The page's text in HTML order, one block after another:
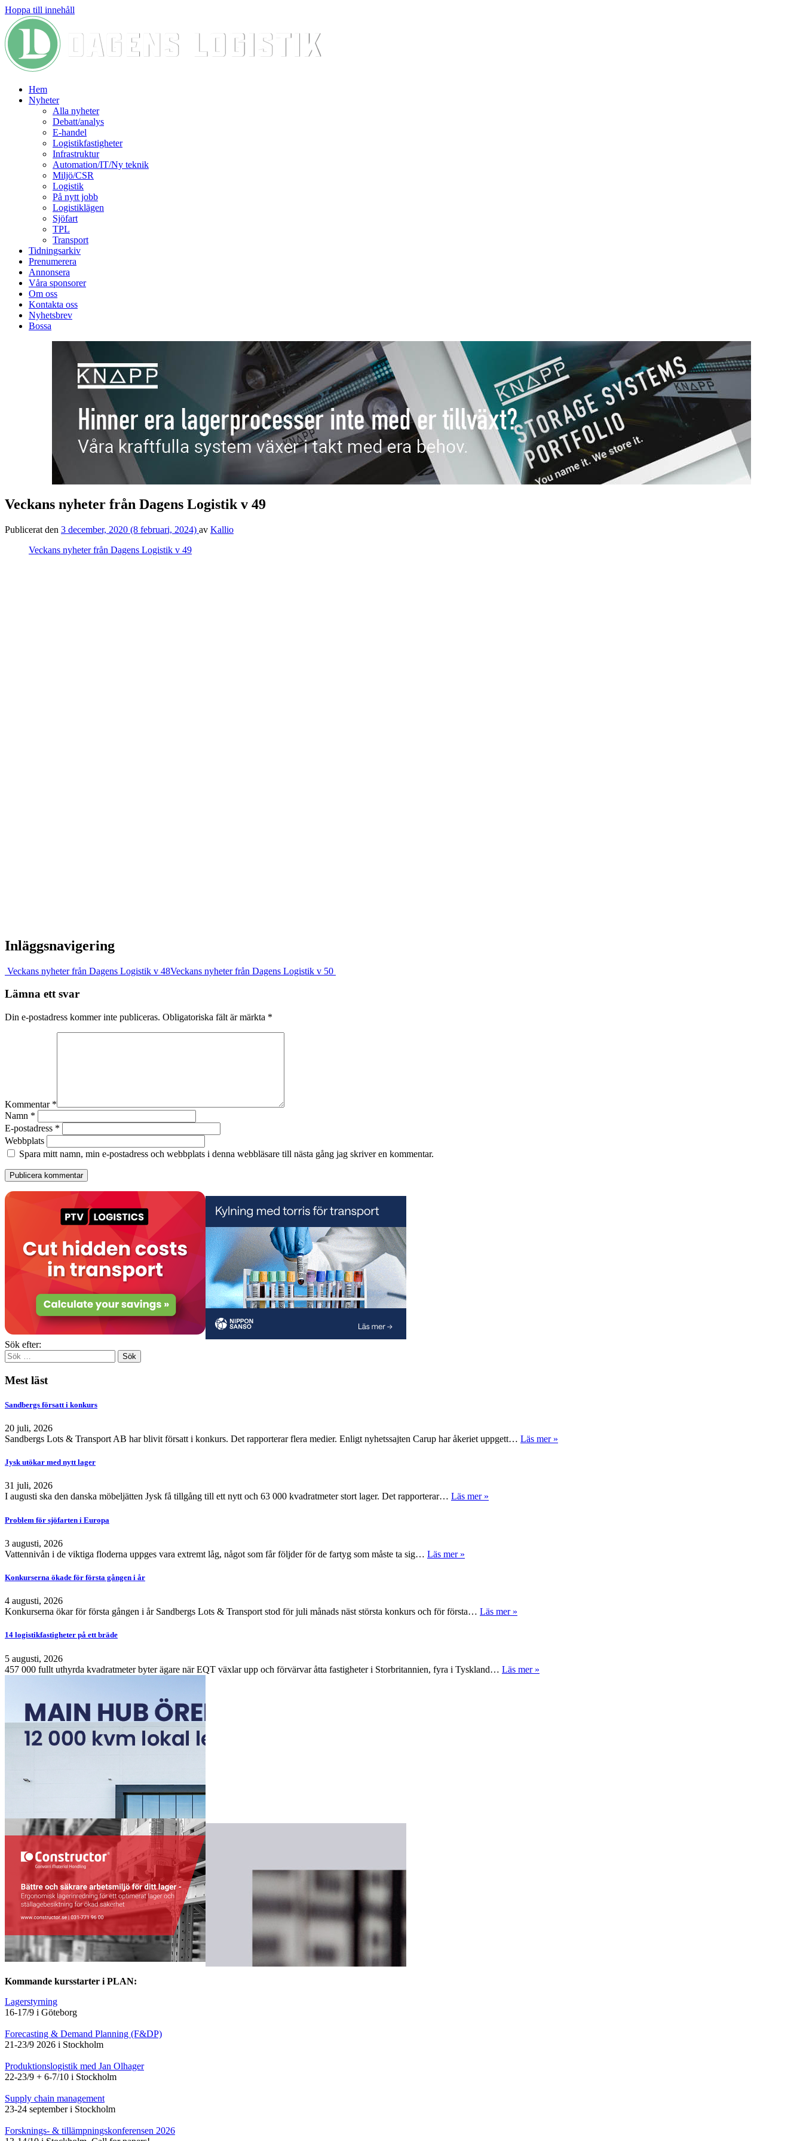
Hoppa till innehåll
Hem
Nyheter
Alla nyheter
Debatt/analys
E-handel
Logistikfastigheter
Infrastruktur
Automation/IT/Ny teknik
Miljö/CSR
Logistik
På nytt jobb
Logistiklägen
Sjöfart
TPL
Transport
Tidningsarkiv
Prenumerera
Annonsera
Våra sponsorer
Om oss
Kontakta oss
Nyhetsbrev
Bossa
Veckans nyheter från Dagens Logistik v 49
Publicerat den 3 december, 2020 (8 februari, 2024) av Kallio
Veckans nyheter från Dagens Logistik v 49
Inläggsnavigering
Veckans nyheter från Dagens Logistik v 48Veckans nyheter från Dagens Logistik v 50
Lämna ett svar
Din e-postadress kommer inte publiceras. Obligatoriska fält är märkta *
Kommentar *
Namn *
E-postadress *
Webbplats
Spara mitt namn, min e-postadress och webbplats i denna webbläsare till nästa gång jag skriver en kommentar.
Sök efter:
Mest läst
Sandbergs försatt i konkurs
20 juli, 2026
Sandbergs Lots & Transport AB har blivit försatt i konkurs. Det rapporterar flera medier. Enligt nyhetssajten Carup har åkeriet uppgett… Läs mer »
Jysk utökar med nytt lager
31 juli, 2026
I augusti ska den danska möbeljätten Jysk få tillgång till ett nytt och 63 000 kvadratmeter stort lager. Det rapporterar… Läs mer »
Problem för sjöfarten i Europa
3 augusti, 2026
Vattennivån i de viktiga floderna uppges vara extremt låg, något som får följder för de fartyg som måste ta sig… Läs mer »
Konkurserna ökade för första gången i år
4 augusti, 2026
Konkurserna ökar för första gången i år Sandbergs Lots & Transport stod för juli månads näst största konkurs och för första… Läs mer »
14 logistikfastigheter på ett bräde
5 augusti, 2026
457 000 fullt uthyrda kvadratmeter byter ägare när EQT växlar upp och förvärvar åtta fastigheter i Storbritannien, fyra i Tyskland… Läs mer »
Kommande kursstarter i PLAN:
Lagerstyrning
16-17/9 i Göteborg
Forecasting & Demand Planning (F&DP)
21-23/9 2026 i Stockholm
Produktionslogistik med Jan Olhager
22-23/9 + 6-7/10 i Stockholm
Supply chain management
23-24 september i Stockholm
Forsknings- & tillämpningskonferensen 2026